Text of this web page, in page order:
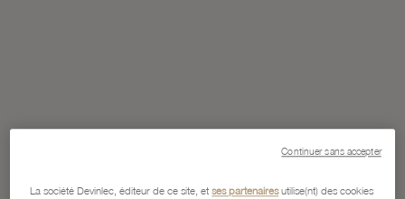
La société Devinlec, éditeur de ce site, etses partenairesutilise(nt) des cookies
Continuer sans accepter